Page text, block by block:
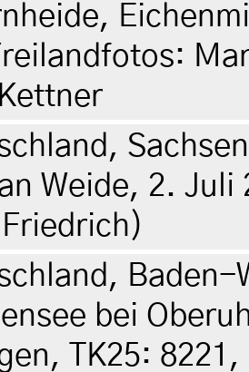
Weide, 2.
bei
TK25: